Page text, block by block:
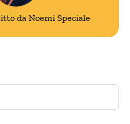
da Noemi Speciale